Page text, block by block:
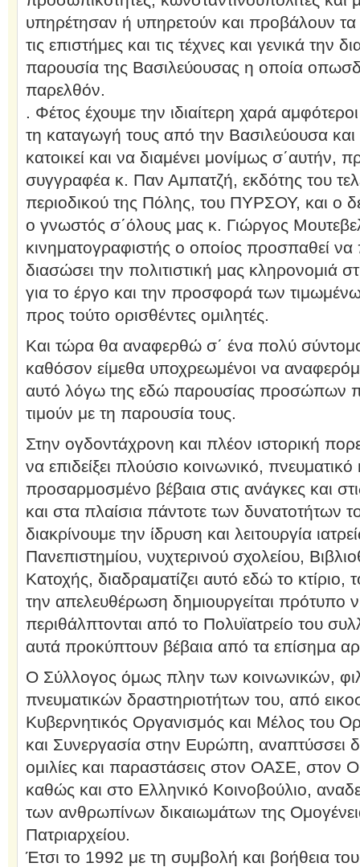
υπηρέτησαν ή υπηρετούν και προβάλουν τα
τις επιστήμες και τις τέχνες και γενικά την
παρουσία της Βασιλεύουσας η οποία
παρελθόν.
. Φέτος έχουμε την ιδιαίτερη χαρά
τη καταγωγή τους από την Βασιλεύουσα
κατοικεί και να διαμένει μονίμως σ΄αυτήν,
συγγραφέα κ. Παν Αμπατζή, εκδότης του
περιοδικού της Πόλης, του ΠΥΡΣΟΥ, και ο
ο γνωστός σ΄όλους μας κ. Γιώργος
κινηματογραφιστής ο οποίος προσπαθεί να
διασώσει την πολιτιστική μας κληρονομιά
για το έργο και την προσφορά των
προς τούτο ορισθέντες ομιλητές.
Και τώρα θα αναφερθώ σ΄ ένα πολύ
καθόσον είμεθα υποχρεωμένοι να
αυτό λόγω της εδώ παρουσίας προσώπων
τιμούν με τη παρουσία τους.
Στην ογδοντάχρονη και πλέον ιστορική
να επιδείξει πλούσιο κοινωνικό, πνευματικό
προσαρμοσμένο βέβαια στις ανάγκες και
και στα πλαίσια πάντοτε των δυνατοτήτων
διακρίνουμε την ίδρυση και λειτουργία
Πανεπιστημίου, νυχτερινού σχολείου,
Κατοχής, διαδραματίζει αυτό εδώ το
την απελευθέρωση δημιουργείται πρότυπο
περιθάλπτονται από το Πολυϊατρείο του
αυτά προκύπτουν βέβαια από τα επίσημα
Ο Σύλλογος όμως πλην των κοινωνικών,
πνευματικών δραστηριοτήτων του, από
Κυβερνητικός Οργανισμός και Μέλος του
και Συνεργασία στην Ευρώπη, αναπτύσσει
ομιλίες και παραστάσεις στον ΟΑΣΕ, στον
καθώς και στο Ελληνικό Κοινοβούλιο,
των ανθρωπίνων δικαιωμάτων της
Πατριαρχείου.
Έτσι το 1992 με τη συμβολή και βοήθεια